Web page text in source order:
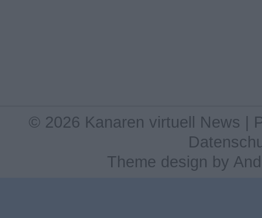
© 2026 Kanaren virtuell News |
Theme design by